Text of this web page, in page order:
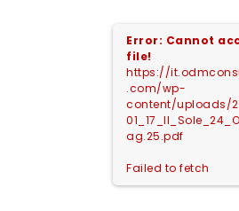
Error: Cannot
file!
https://
.com/wp-
content/uploads/
ag.25.pdf
Failed to fetch